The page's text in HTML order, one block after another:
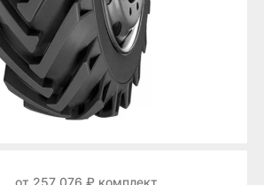
от 257 076 ₽ комплект